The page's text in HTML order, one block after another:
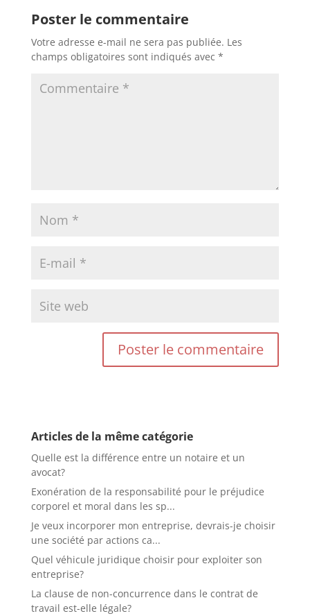
Poster le commentaire
Votre adresse e-mail ne sera pas publiée. Les
champs obligatoires sont indiqués avec *
Articles de la même catégorie
Quelle est la différence entre un notaire et un
avocat?
Exonération de la responsabilité pour le préjudice
corporel et moral dans les sp...
Je veux incorporer mon entreprise, devrais-je choisir
une société par actions ca...
Quel véhicule juridique choisir pour exploiter son
entreprise?
La clause de non-concurrence dans le contrat de
travail est-elle légale?